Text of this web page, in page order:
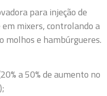
para injeção de
mixers, controlando a
molhos e hambúrgueres.
a 50% de aumento no